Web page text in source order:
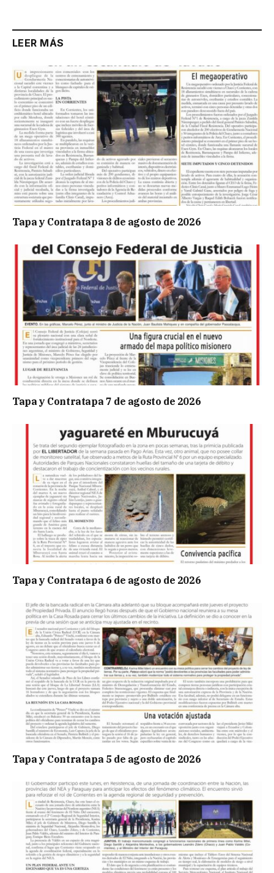
LEER MÁS
Tapa y Contratapa 8 de agosto de 2026
Tapa y Contratapa 7 de agosto de 2026
Tapa y Contratapa 6 de agosto de 2026
Tapa y Contratapa 5 de agosto de 2026